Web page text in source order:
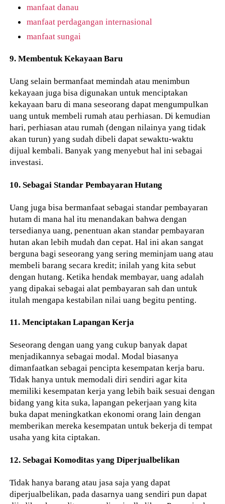
manfaat danau
manfaat perdagangan internasional
manfaat sungai
9. Membentuk Kekayaan Baru
Uang selain bermanfaat memindah atau menimbun
kekayaan juga bisa digunakan untuk menciptakan
kekayaan baru di mana seseorang dapat mengumpulkan
uang untuk membeli rumah atau perhiasan. Di kemudian
hari, perhiasan atau rumah (dengan nilainya yang tidak
akan turun) yang sudah dibeli dapat sewaktu-waktu
dijual kembali. Banyak yang menyebut hal ini sebagai
investasi.
10. Sebagai Standar Pembayaran Hutang
Uang juga bisa bermanfaat sebagai standar pembayaran
hutam di mana hal itu menandakan bahwa dengan
tersedianya uang, penentuan akan standar pembayaran
hutan akan lebih mudah dan cepat. Hal ini akan sangat
berguna bagi seseorang yang sering meminjam uang atau
membeli barang secara kredit; inilah yang kita sebut
dengan hutang. Ketika hendak membayar, uang adalah
yang dipakai sebagai alat pembayaran sah dan untuk
itulah mengapa kestabilan nilai uang begitu penting.
11. Menciptakan Lapangan Kerja
Seseorang dengan uang yang cukup banyak dapat
menjadikannya sebagai modal. Modal biasanya
dimanfaatkan sebagai pencipta kesempatan kerja baru.
Tidak hanya untuk memodali diri sendiri agar kita
memiliki kesempatan kerja yang lebih baik sesuai dengan
bidang yang kita suka, lapangan pekerjaan yang kita
buka dapat meningkatkan ekonomi orang lain dengan
memberikan mereka kesempatan untuk bekerja di tempat
usaha yang kita ciptakan.
12. Sebagai Komoditas yang Diperjualbelikan
Tidak hanya barang atau jasa saja yang dapat
diperjualbelikan, pada dasarnya uang sendiri pun dapat